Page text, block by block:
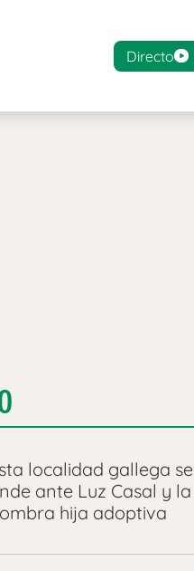
Directo
localidad gallega se
ante Luz Casal y la
hija adoptiva